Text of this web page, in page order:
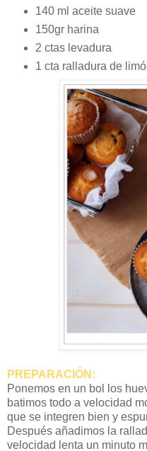
140 ml aceite suave
150gr harina
2 ctas levadura
1 cta ralladura de
PREPARACIÓN:
Ponemos en un bol los
batimos todo a velocidad
que se integren bien y
Después añadimos la
velocidad lenta un minuto